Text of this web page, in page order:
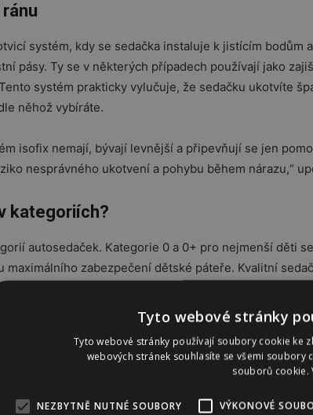
systém, kdy se sedačka instaluje k jistícím bodům
pásy. Ty se v některých případech používají jako
systém prakticky vylučuje, že sedačku ukotvíte
něhož vybíráte.
isofix nemají, bývají levnější a připevňují se jen
nesprávného ukotvení a pohybu během nárazu,“
kategoriích?
autosedaček. Kategorie 0 a 0+ pro nejmenší děti
maximálního zabezpečení dětské páteře. Kvalitní
zakotví a zůstává uvnitř v autě. Autosedačka pak lze
značky, lze vajíčko připevnit na podvozek kočárku.
nemáte a upevňujete sedačku jen pomocí pásů,
což si pak ještě zkontrolujte na vypnuté
Tyto webové stránky
Tyto webové stránky používají soubory cookie ke
webových stránek souhlasíte se všemi
souborů cookie.
NEZBYTNĚ NUTNÉ SOUBORY VÝKONOVÉ